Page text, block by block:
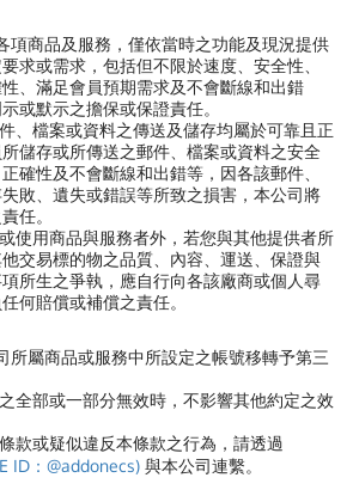
項商品及服務，僅依當時之功能及現況提供
求或需求，包括但不限於速度、安全性、
、滿足會員預期需求及不會斷線和出錯
或默示之擔保或保證責任。
、檔案或資料之傳送及儲存均屬於可靠且正
儲存或所傳送之郵件、檔案或資料之安全
確性及不會斷線和出錯等，因各該郵件、
敗、遺失或錯誤等所致之損害，本公司將
任。
使用商品與服務者外，若您與其他提供者所
交易標的物之品質、內容、運送、保證與
所生之爭執，應自行向各該廠商或個人尋
何賠償或補償之責任。
所屬商品或服務中所設定之帳號移轉予第三
全部或一部分無效時，不影響其他約定之效
款或疑似違反本條款之行為，請透過
ID：@addonecs) 與本公司連繫。